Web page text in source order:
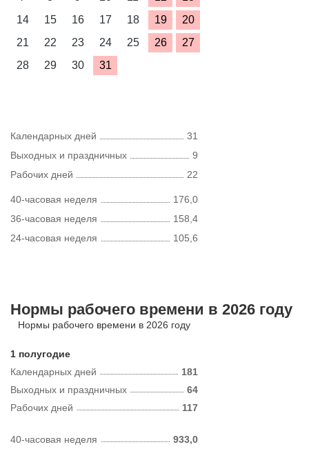
14
15 16 17 18 19
20
21
22 23 24 25 26
27
28
29 30 31
Календарных дней
31
Выходных и праздничных
9
Рабочих дней
22
40-часовая неделя
176,0
36-часовая неделя
158,4
24-часовая неделя
105,6
Нормы рабочего времени в 2026 году
Нормы рабочего времени в 2026 году
1 полугодие
Календарных дней
181
Рабочих дней 117
Выходных и праздничных 64
40-часовая неделя
933,0